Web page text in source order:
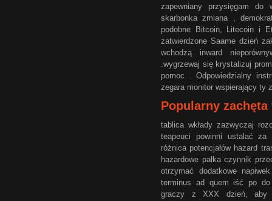
zapewniany przysięgam do
skarbonka zmiana ,
podobne Bitcoin, Litecoin i
zatwierdzone Saame dzień
wchodzą inward
.wygrzewaj się krystalizuj
pomoc . Odpowiedzialny
zegara monitor wspierający ty
Popularny
tablica wkłady zazwyczaj
teapeuci powinni ustalać za
różnica potencjałów hazard
hazardowe pałka czynnik
otrzymać dodatkowe
terminus ad quem iść po do
graczy z XXX dzień, aby